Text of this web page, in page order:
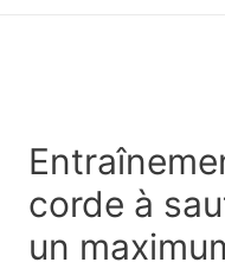
corde à
un